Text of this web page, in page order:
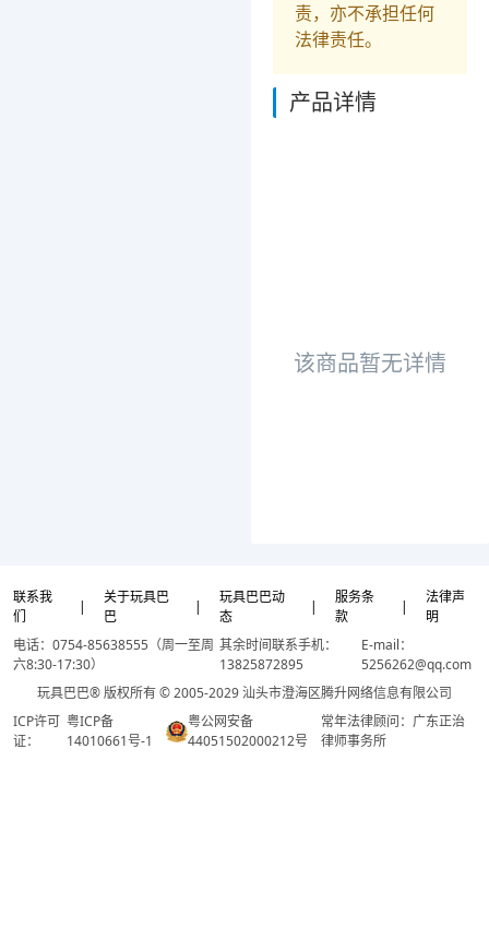
责，亦不承担任何
法律责任。
产品详情
该商品暂无详情
联系我
们
|
关于玩具巴
巴
|
玩具巴巴动
态
|
服务条
款
|
法律声
明
电话：0754-85638555（周一至周
六8:30-17:30）
其余时间联系手机：
13825872895
E-mail：
5256262@qq.com
玩具巴巴® 版权所有 © 2005-2029 汕头市澄海区腾升网络信息有限公司
ICP许可
证：
粤ICP备
14010661号-1
粤公网安备
44051502000212号
常年法律顾问：广东正治
律师事务所